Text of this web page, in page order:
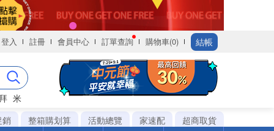
登入 註冊 會員中心 訂單查詢 購物車(0) 結帳
米
銷 整箱購划算 活動總覽 家速配
超商取貨